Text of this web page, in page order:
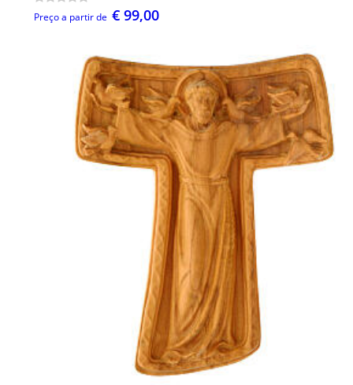
Preço a partir de € 99,00